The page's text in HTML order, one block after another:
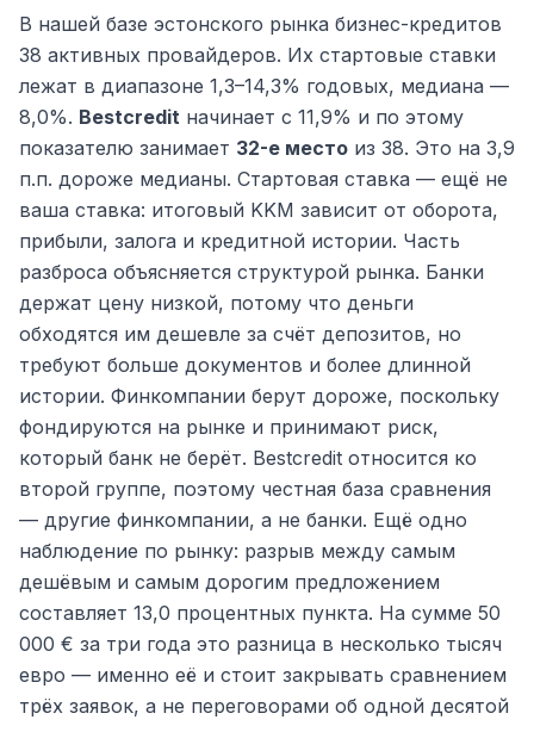
В нашей базе эстонского рынка бизнес-кредитов
38 активных провайдеров. Их стартовые ставки
лежат в диапазоне 1,3–14,3% годовых, медиана —
8,0%. Bestcredit начинает с 11,9% и по этому
показателю занимает 32-е место из 38. Это на 3,9
п.п. дороже медианы. Стартовая ставка — ещё не
ваша ставка: итоговый KKM зависит от оборота,
прибыли, залога и кредитной истории. Часть
разброса объясняется структурой рынка. Банки
держат цену низкой, потому что деньги
обходятся им дешевле за счёт депозитов, но
требуют больше документов и более длинной
истории. Финкомпании берут дороже, поскольку
фондируются на рынке и принимают риск,
который банк не берёт. Bestcredit относится ко
второй группе, поэтому честная база сравнения
— другие финкомпании, а не банки. Ещё одно
наблюдение по рынку: разрыв между самым
дешёвым и самым дорогим предложением
составляет 13,0 процентных пункта. На сумме 50
000 € за три года это разница в несколько тысяч
евро — именно её и стоит закрывать сравнением
трёх заявок, а не переговорами об одной десятой